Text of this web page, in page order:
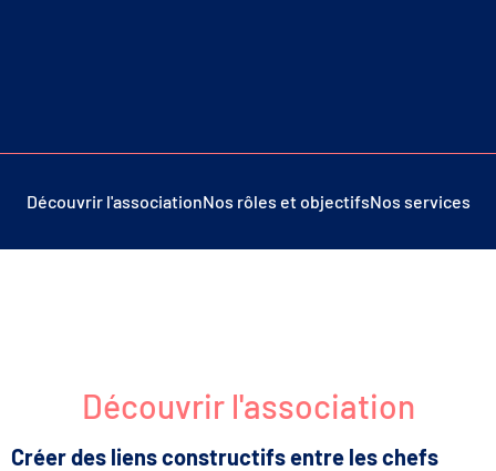
Découvrir l'associationNos rôles et objectifsNos services
Découvrir l'association
Créer des liens constructifs entre les chefs